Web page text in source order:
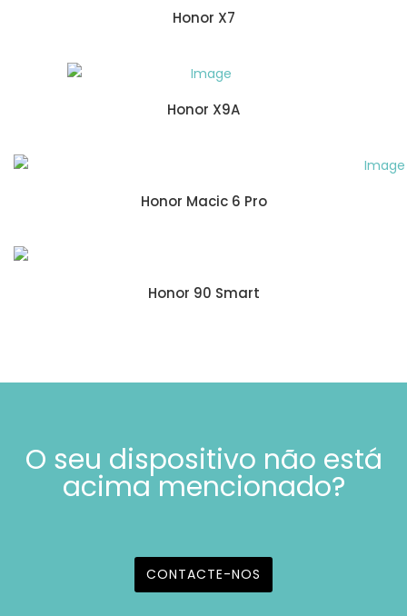
Honor X7
Honor X9A
Honor Macic 6 Pro
Honor 90 Smart
O seu dispositivo não está
acima mencionado?
CONTACTE-NOS